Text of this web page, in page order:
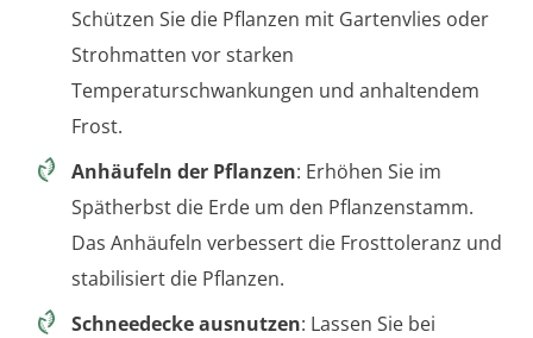
Schützen Sie die Pflanzen mit Gartenvlies oder
Strohmatten vor starken
Temperaturschwankungen und anhaltendem
Frost.
Anhäufeln der Pflanzen: Erhöhen Sie im
Spätherbst die Erde um den Pflanzenstamm.
Das Anhäufeln verbessert die Frosttoleranz und
stabilisiert die Pflanzen.
Schneedecke ausnutzen: Lassen Sie bei